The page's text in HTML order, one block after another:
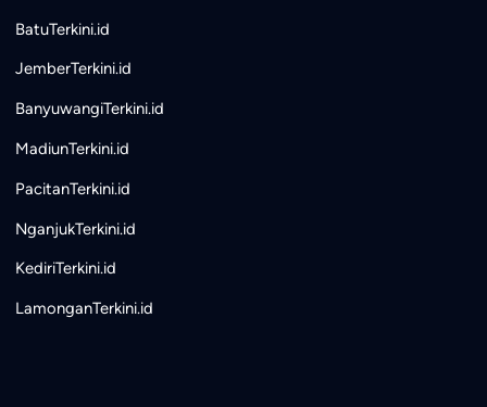
BatuTerkini.id
JemberTerkini.id
BanyuwangiTerkini.id
MadiunTerkini.id
PacitanTerkini.id
NganjukTerkini.id
KediriTerkini.id
LamonganTerkini.id